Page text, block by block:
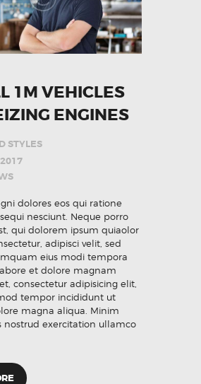
1M VEHICLES
ENGINES
STYLES
dolores eos qui ratione
nesciunt. Neque porro
qui dolorem ipsum quiaolor
adipisci velit, sed
eius modi tempora
et dolore magnam
consectetur adipisicing elit,
tempor incididunt ut
magna aliqua. Minim
nostrud exercitation ullamco